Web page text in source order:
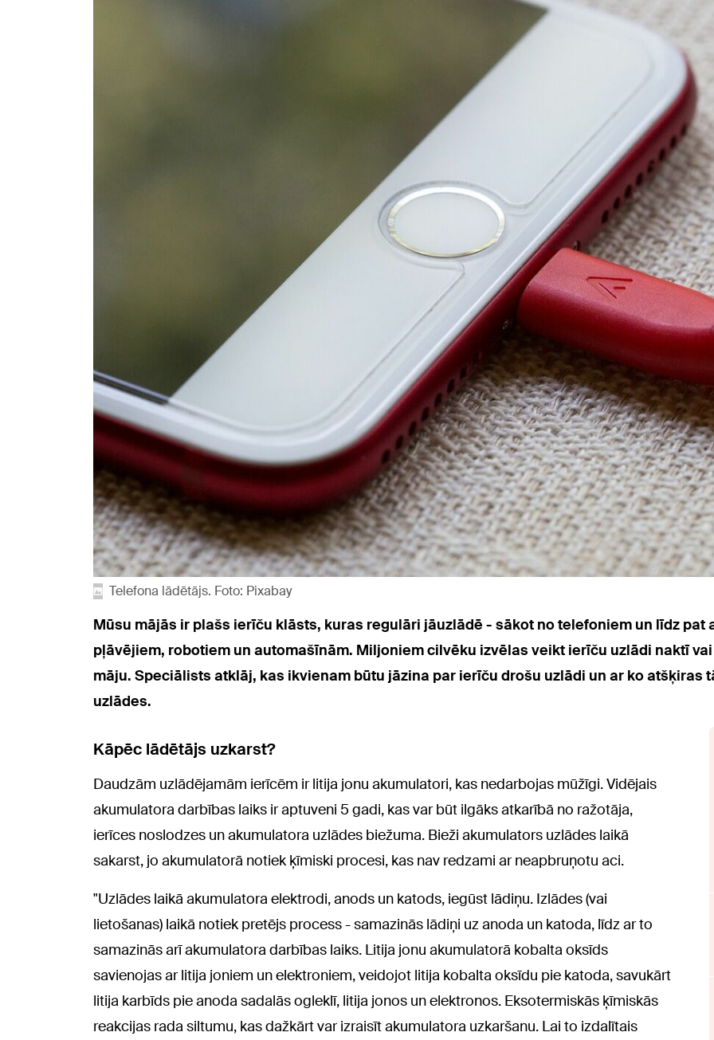
Telefona lādētājs. Foto: Pixabay
Mūsu mājās ir plašs ierīču klāsts, kuras regulāri jāuzlādē - sākot no telefoniem un līdz
pļāvējiem, robotiem un automašīnām. Miljoniem cilvēku izvēlas veikt ierīču uzlādi naktī
māju. Speciālists atklāj, kas ikvienam būtu jāzina par ierīču drošu uzlādi un ar ko atšķiras
uzlādes.
Kāpēc lādētājs uzkarst?
Daudzām uzlādējamām ierīcēm ir litija jonu akumulatori, kas nedarbojas mūžīgi. Vidējais
akumulatora darbības laiks ir aptuveni 5 gadi, kas var būt ilgāks atkarībā no ražotāja,
ierīces noslodzes un akumulatora uzlādes biežuma. Bieži akumulators uzlādes laikā
sakarst, jo akumulatorā notiek ķīmiski procesi, kas nav redzami ar neapbruņotu aci.
"Uzlādes laikā akumulatora elektrodi, anods un katods, iegūst lādiņu. Izlādes (vai
lietošanas) laikā notiek pretējs process - samazinās lādiņi uz anoda un katoda, līdz ar to
samazinās arī akumulatora darbības laiks. Litija jonu akumulatorā kobalta oksīds
savienojas ar litija joniem un elektroniem, veidojot litija kobalta oksīdu pie katoda, savukārt
litija karbīds pie anoda sadalās ogleklī, litija jonos un elektronos. Eksotermiskās ķīmiskās
reakcijas rada siltumu, kas dažkārt var izraisīt akumulatora uzkaršanu. Lai to izdalītais